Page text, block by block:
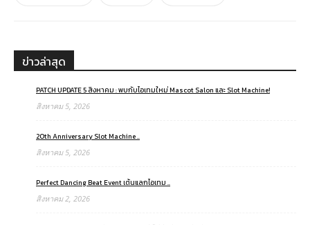
ข่าวล่าสุด
PATCH UPDATE 5 สิงหาคม : พบกับไอเทมใหม่ Mascot Salon และ Slot Machine!
สิงหาคม 5, 2026
20th Anniversary Slot Machine ..
สิงหาคม 5, 2026
Perfect Dancing Beat Event เต้นแลกไอเทม ..
สิงหาคม 2, 2026